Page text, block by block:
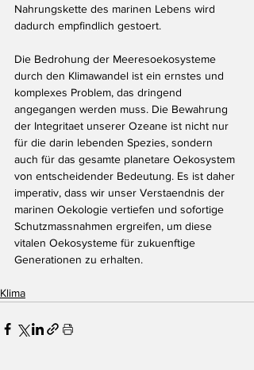
Nahrungskette des marinen Lebens wird
dadurch empfindlich gestoert.
Die Bedrohung der Meeresoekosysteme
durch den Klimawandel ist ein ernstes und
komplexes Problem, das dringend
angegangen werden muss. Die Bewahrung
der Integritaet unserer Ozeane ist nicht nur
für die darin lebenden Spezies, sondern
auch für das gesamte planetare Oekosystem
von entscheidender Bedeutung. Es ist daher
imperativ, dass wir unser Verstaendnis der
marinen Oekologie vertiefen und sofortige
Schutzmassnahmen ergreifen, um diese
vitalen Oekosysteme für zukuenftige
Generationen zu erhalten.
Klima